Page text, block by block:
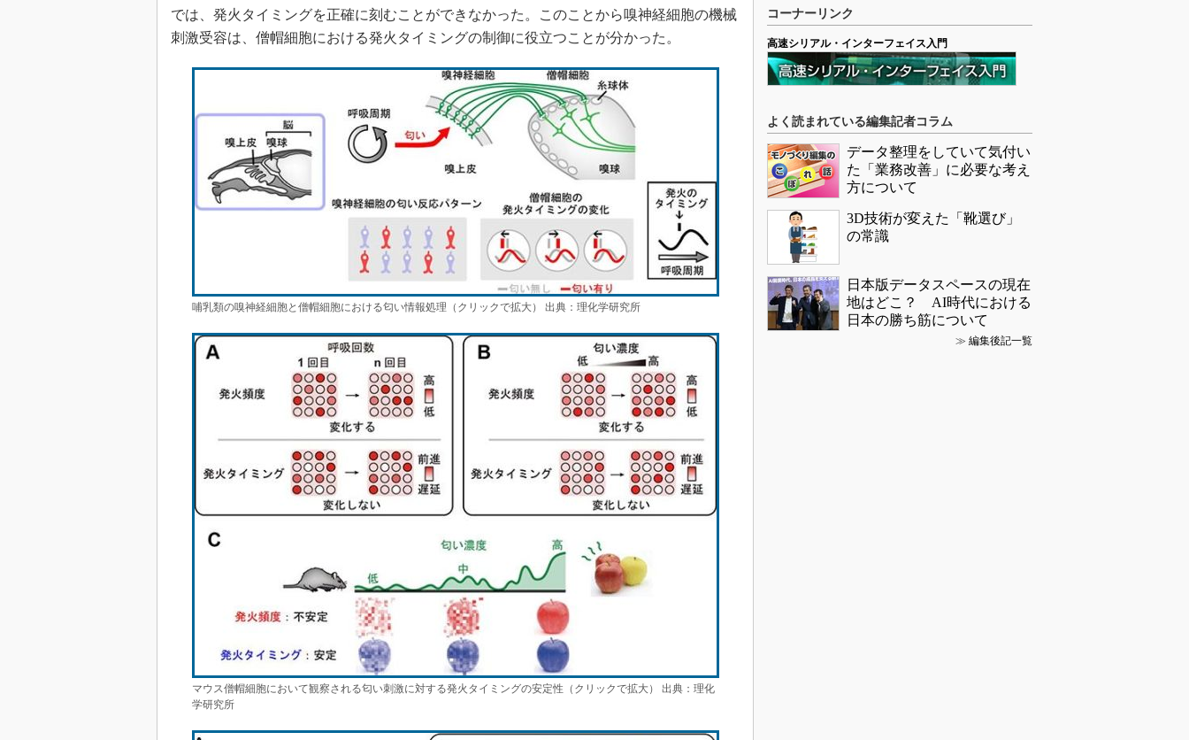
では、発火タイミングを正確に刻むことができなかった。このことから嗅神経細胞の機械
刺激受容は、僧帽細胞における発火タイミングの制御に役立つことが分かった。
哺乳類の嗅神経細胞と僧帽細胞における匂い情報処理（クリックで拡大） 出典：理化学研究所
マウス僧帽細胞において観察される匂い刺激に対する発火タイミングの安定性（クリックで拡大） 出典：理化
学研究所
コーナーリンク
高速シリアル・インターフェイス入門
よく読まれている編集記者コラム
データ整理をしていて気付い
た「業務改善」に必要な考え
方について
3D技術が変えた「靴選び」
の常識
日本版データスペースの現在
地はどこ？ AI時代における
日本の勝ち筋について
≫ 編集後記一覧